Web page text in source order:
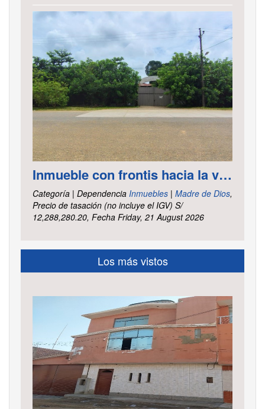
Inmueble con frontis hacia la vía al aeropuerto, es un terreno de forma irregular, cuenta con carretera asfaltada ubicado en la Av. Elmer Faucett km. 6.400, área ha. 2.625 distrito Tambopata, provincia Tambopata y departamento Madre de Dios
Categoría | Dependencia Inmuebles | Madre de Dios,
Precio de tasación (no incluye el IGV) S/
12,288,280.20, Fecha Friday, 21 August 2026
Los más vistos